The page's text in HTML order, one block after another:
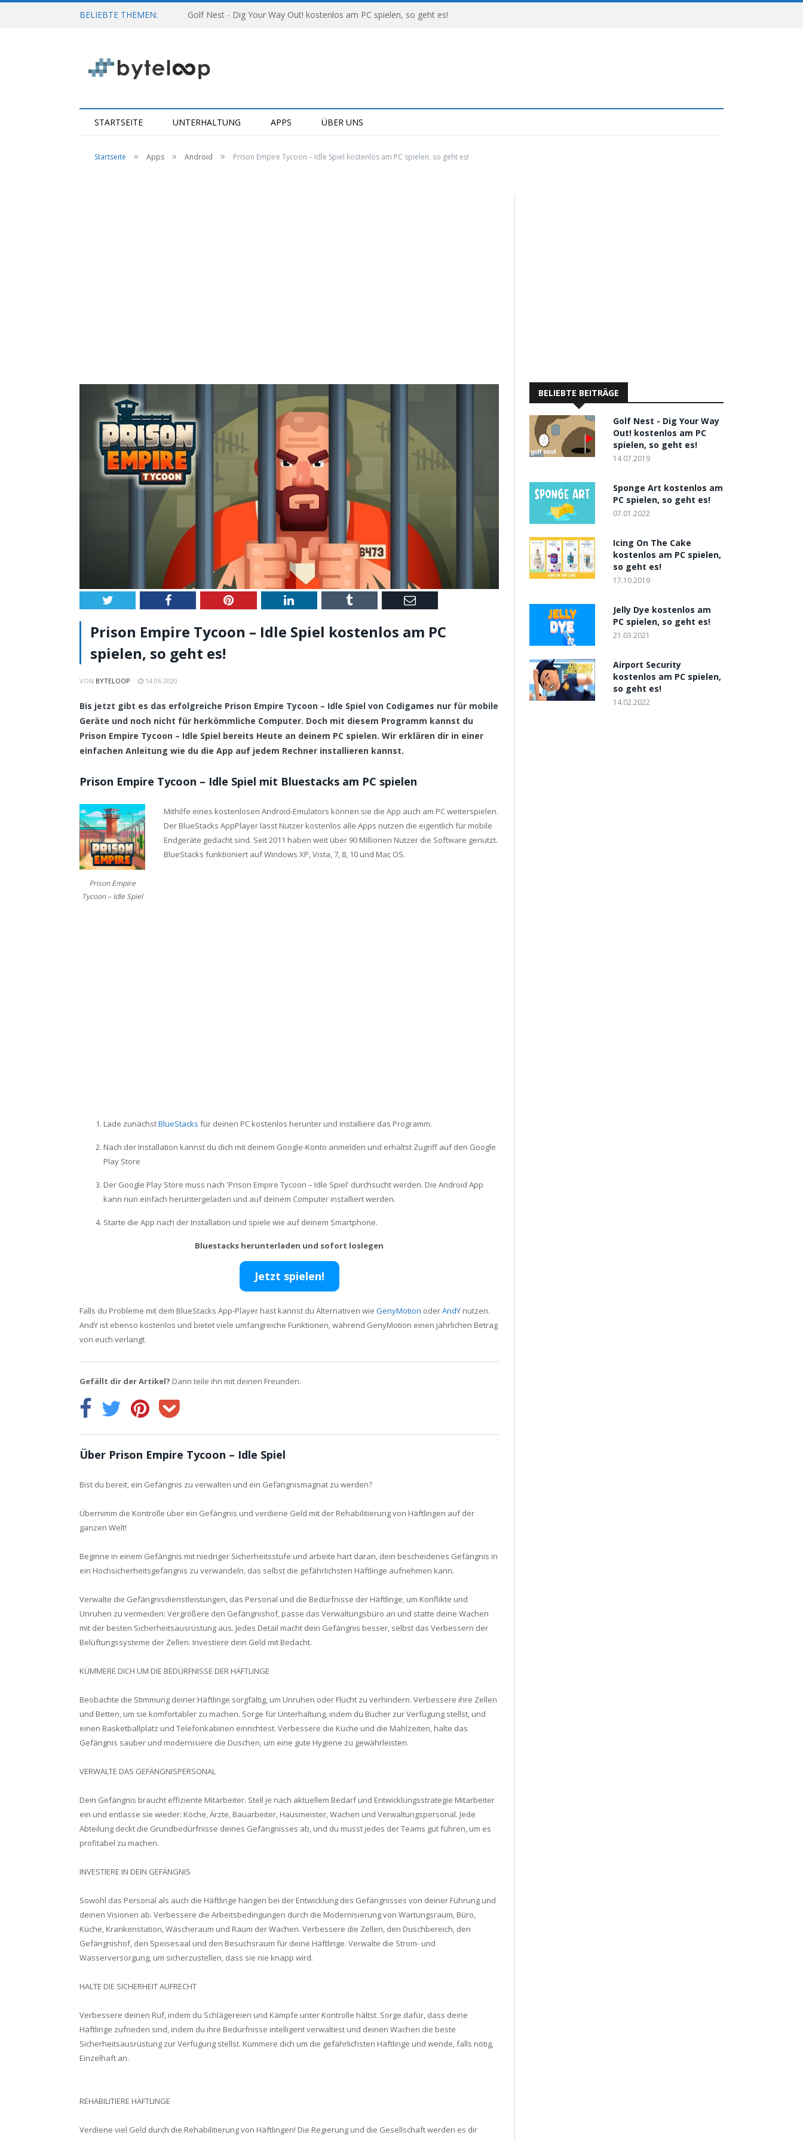
BELIEBTE THEMEN: Golf Nest - Dig Your Way Out! kostenlos am PC spielen, so geht es!
STARTSEITE UNTERHALTUNG APPS ÜBER UNS
Startseite » Apps » Android » Prison Empire Tycoon – Idle Spiel kostenlos am PC spielen, so geht es!
Twitter Facebook Pinterest LinkedIn Tumblr Email
Prison Empire Tycoon – Idle Spiel kostenlos am PC
spielen, so geht es!
VON BYTELOOP 14.06.2020
Bis jetzt gibt es das erfolgreiche Prison Empire Tycoon – Idle Spiel von Codigames nur für mobile
Geräte und noch nicht für herkömmliche Computer. Doch mit diesem Programm kannst du
Prison Empire Tycoon – Idle Spiel bereits Heute an deinem PC spielen. Wir erklären dir in einer
einfachen Anleitung wie du die App auf jedem Rechner installieren kannst.
Prison Empire Tycoon – Idle Spiel mit Bluestacks am PC spielen
Prison Empire
Tycoon – Idle Spiel
Mithilfe eines kostenlosen Android-Emulators können sie die App auch am PC weiterspielen.
Der BlueStacks AppPlayer lässt Nutzer kostenlos alle Apps nutzen die eigentlich für mobile
Endgeräte gedacht sind. Seit 2011 haben weit über 90 Millionen Nutzer die Software genutzt.
BlueStacks funktioniert auf Windows XP, Vista, 7, 8, 10 und Mac OS.
Lade zunächstBlueStacks für deinen PC kostenlos herunter und installiere das Programm.
Nach der Installation kannst du dich mit deinem Google-Konto anmelden und erhältst Zugriff auf den Google
Play Store
Der Google Play Store muss nach 'Prison Empire Tycoon – Idle Spiel' durchsucht werden. Die Android App
kann nun einfach heruntergeladen und auf deinem Computer installiert werden.
Starte die App nach der Installation und spiele wie auf deinem Smartphone.
Bluestacks herunterladen und sofort loslegen
Jetzt spielen!
Falls du Probleme mit dem BlueStacks App-Player hast kannst du Alternativen wie GenyMotion oderAndY nutzen.
AndY ist ebenso kostenlos und bietet viele umfangreiche Funktionen, während GenyMotion einen jährlichen Betrag
von euch verlangt.
Gefällt dir der Artikel? Dann teile ihn mit deinen Freunden.
Über Prison Empire Tycoon – Idle Spiel
Bist du bereit, ein Gefängnis zu verwalten und ein Gefängnismagnat zu werden?
Übernimm die Kontrolle über ein Gefängnis und verdiene Geld mit der Rehabilitierung von Häftlingen auf der
ganzen Welt!
Beginne in einem Gefängnis mit niedriger Sicherheitsstufe und arbeite hart daran, dein bescheidenes Gefängnis in
ein Hochsicherheitsgefängnis zu verwandeln, das selbst die gefährlichsten Häftlinge aufnehmen kann.
Verwalte die Gefängnisdienstleistungen, das Personal und die Bedürfnisse der Häftlinge, um Konflikte und
Unruhen zu vermeiden: Vergrößere den Gefängnishof, passe das Verwaltungsbüro an und statte deine Wachen
mit der besten Sicherheitsausrüstung aus. Jedes Detail macht dein Gefängnis besser, selbst das Verbessern der
Belüftungssysteme der Zellen. Investiere dein Geld mit Bedacht.
KÜMMERE DICH UM DIE BEDÜRFNISSE DER HÄFTLINGE
Beobachte die Stimmung deiner Häftlinge sorgfältig, um Unruhen oder Flucht zu verhindern. Verbessere ihre Zellen
und Betten, um sie komfortabler zu machen. Sorge für Unterhaltung, indem du Bücher zur Verfügung stellst, und
einen Basketballplatz und Telefonkabinen einrichtest. Verbessere die Küche und die Mahlzeiten, halte das
Gefängnis sauber und modernisiere die Duschen, um eine gute Hygiene zu gewährleisten.
VERWALTE DAS GEFÄNGNISPERSONAL
Dein Gefängnis braucht effiziente Mitarbeiter. Stell je nach aktuellem Bedarf und Entwicklungsstrategie Mitarbeiter
ein und entlasse sie wieder: Köche, Ärzte, Bauarbeiter, Hausmeister, Wachen und Verwaltungspersonal. Jede
Abteilung deckt die Grundbedürfnisse deines Gefängnisses ab, und du musst jedes der Teams gut führen, um es
profitabel zu machen.
INVESTIERE IN DEIN GEFÄNGNIS
Sowohl das Personal als auch die Häftlinge hängen bei der Entwicklung des Gefängnisses von deiner Führung und
deinen Visionen ab. Verbessere die Arbeitsbedingungen durch die Modernisierung von Wartungsraum, Büro,
Küche, Krankenstation, Wäscheraum und Raum der Wachen. Verbessere die Zellen, den Duschbereich, den
Gefängnishof, den Speisesaal und den Besuchsraum für deine Häftlinge. Verwalte die Strom- und
Wasserversorgung, um sicherzustellen, dass sie nie knapp wird.
HALTE DIE SICHERHEIT AUFRECHT
Verbessere deinen Ruf, indem du Schlägereien und Kämpfe unter Kontrolle hältst. Sorge dafür, dass deine
Häftlinge zufrieden sind, indem du ihre Bedürfnisse intelligent verwaltest und deinen Wachen die beste
Sicherheitsausrüstung zur Verfügung stellst. Kümmere dich um die gefährlichsten Häftlinge und wende, falls nötig,
Einzelhaft an.
REHABILITIERE HÄFTLINGE
Verdiene viel Geld durch die Rehabilitierung von Häftlingen! Die Regierung und die Gesellschaft werden es dir
BELIEBTE BEITRÄGE
Golf Nest - Dig Your Way
Out! kostenlos am PC
spielen, so geht es!
14.07.2019
Sponge Art kostenlos am
PC spielen, so geht es!
07.01.2022
Icing On The Cake
kostenlos am PC spielen,
so geht es!
17.10.2019
Jelly Dye kostenlos am
PC spielen, so geht es!
21.03.2021
Airport Security
kostenlos am PC spielen,
so geht es!
14.02.2022